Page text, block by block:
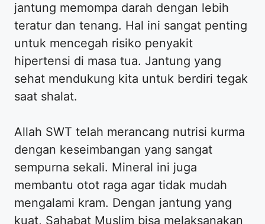
jantung memompa darah dengan lebih
teratur dan tenang. Hal ini sangat penting
untuk mencegah risiko penyakit
hipertensi di masa tua. Jantung yang
sehat mendukung kita untuk berdiri tegak
saat shalat.
Allah SWT telah merancang nutrisi kurma
dengan keseimbangan yang sangat
sempurna sekali. Mineral ini juga
membantu otot raga agar tidak mudah
mengalami kram. Dengan jantung yang
kuat, Sahabat Muslim bisa melaksanakan